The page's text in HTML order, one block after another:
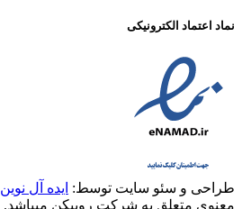
نماد اعتماد الکترونیکی
طراحی و سئو سایت توسط: ایده آل نوین
معنوی متعلق به شرکت روبیکن میباشد.